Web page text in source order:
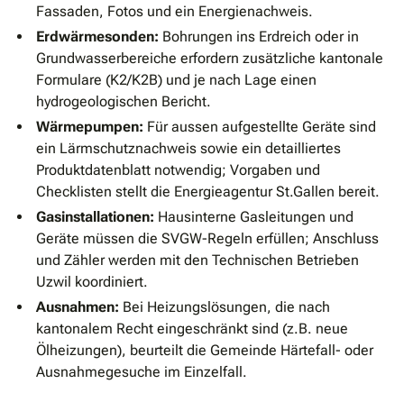
Fassaden, Fotos und ein Energienachweis.
Erdwärmesonden: Bohrungen ins Erdreich oder in
Grundwasserbereiche erfordern zusätzliche kantonale
Formulare (K2/K2B) und je nach Lage einen
hydrogeologischen Bericht.
Wärmepumpen: Für aussen aufgestellte Geräte sind
ein Lärmschutznachweis sowie ein detailliertes
Produktdatenblatt notwendig; Vorgaben und
Checklisten stellt die Energieagentur St.Gallen bereit.
Gasinstallationen: Hausinterne Gasleitungen und
Geräte müssen die SVGW-Regeln erfüllen; Anschluss
und Zähler werden mit den Technischen Betrieben
Uzwil koordiniert.
Ausnahmen: Bei Heizungslösungen, die nach
kantonalem Recht eingeschränkt sind (z.B. neue
Ölheizungen), beurteilt die Gemeinde Härtefall- oder
Ausnahmegesuche im Einzelfall.